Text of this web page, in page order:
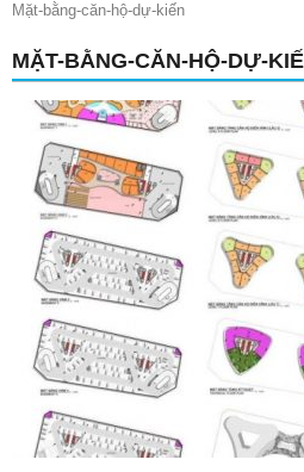
Mặt-bằng-căn-hộ-dự-kiến
MẶT-BẰNG-CĂN-HỘ-DỰ-